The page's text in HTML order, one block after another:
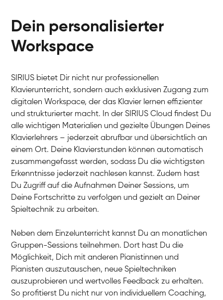
Klavier / Piano / Flügel
Klavier / Piano / Flügel
Hannes
Klavier / Piano / Flügel
Klavier / Piano / Flügel
Dein personalisierter
Workspace
SIRIUS bietet Dir nicht nur professionellen
Klavierunterricht, sondern auch exklusiven Zugang zum
digitalen Workspace, der das Klavier lernen effizienter
und strukturierter macht. In der SIRIUS Cloud findest Du
alle wichtigen Materialien und gezielte Übungen Deines
Klavierlehrers – jederzeit abrufbar und übersichtlich an
einem Ort. Deine Klavierstunden können automatisch
zusammengefasst werden, sodass Du die wichtigsten
Erkenntnisse jederzeit nachlesen kannst. Zudem hast
Du Zugriff auf die Aufnahmen Deiner Sessions, um
Deine Fortschritte zu verfolgen und gezielt an Deiner
Spieltechnik zu arbeiten.
Neben dem Einzelunterricht kannst Du an monatlichen
Gruppen-Sessions teilnehmen. Dort hast Du die
Möglichkeit, Dich mit anderen Pianistinnen und
Pianisten auszutauschen, neue Spieltechniken
auszuprobieren und wertvolles Feedback zu erhalten.
So profitierst Du nicht nur von individuellem Coaching,